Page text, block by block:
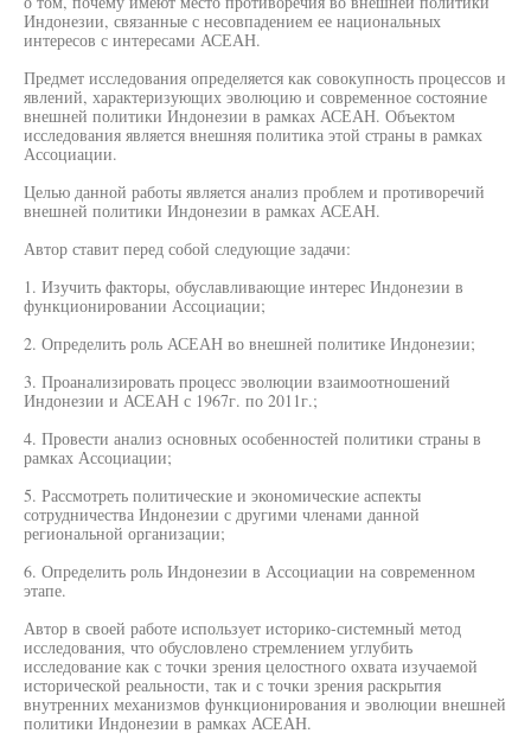
Индонезии, связанные с несовпадением ее национальных
интересов с интересами АСЕАН.
Предмет исследования определяется как совокупность процессов и
явлений, характеризующих эволюцию и современное состояние
внешней политики Индонезии в рамках АСЕАН. Объектом
исследования является внешняя политика этой страны в рамках
Ассоциации.
Целью данной работы является анализ проблем и противоречий
внешней политики Индонезии в рамках АСЕАН.
Автор ставит перед собой следующие задачи:
1. Изучить факторы, обуславливающие интерес Индонезии в
функционировании Ассоциации;
2. Определить роль АСЕАН во внешней политике Индонезии;
3. Проанализировать процесс эволюции взаимоотношений
Индонезии и АСЕАН с 1967г. по 2011г.;
4. Провести анализ основных особенностей политики страны в
рамках Ассоциации;
5. Рассмотреть политические и экономические аспекты
сотрудничества Индонезии с другими членами данной
региональной организации;
6. Определить роль Индонезии в Ассоциации на современном
этапе.
Автор в своей работе использует историко-системный метод
исследования, что обусловлено стремлением углубить
исследование как с точки зрения целостного охвата изучаемой
исторической реальности, так и с точки зрения раскрытия
внутренних механизмов функционирования и эволюции внешней
политики Индонезии в рамках АСЕАН.